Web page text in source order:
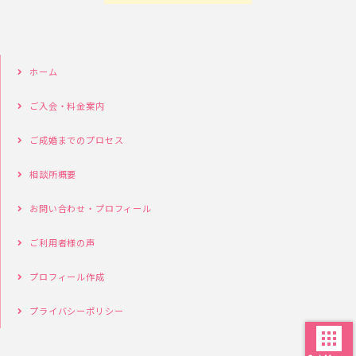
ホーム
ご入会・料金案内
ご成婚までのプロセス
相談所概要
お問い合わせ・プロフィール
ご利用者様の声
プロフィール作成
プライバシーポリシー